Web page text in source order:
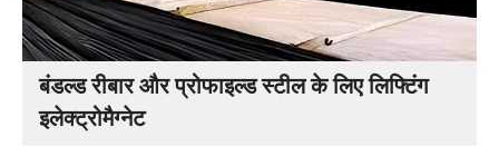
बंडल्ड रीबार और प्रोफाइल्ड स्टील के लिए लिफ्टिंग
इलेक्ट्रोमैग्नेट